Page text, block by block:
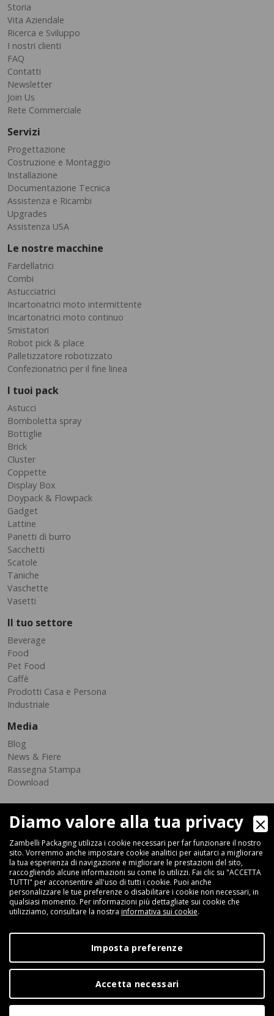
Storia
Vita Aziendale
Ricerca e Sviluppo
I nostri clienti
FAQ
Contatti
Newsletter
Join Us
Rete Commerciale
Servizi
Progettazione
Costruzione e Montaggio
Installazione
Documentazione Tecnica
Assistenza e Ricambi
Upgrades
Assistenza USA
Le nostre macchine
Fardellatrici
Combi
Astucciatrici
Incartonatrici moto intermittente
Incartonatrici moto continuo
Smistatori
Robot pick & place
Palletizzatore robotizzato
Confezionatrici per il fine linea
I tuoi pack
Astucci
Bomboletta spray
Bottiglie
Brick
Cluster
Coppette
Display Box
Doypack & Flowpack
Gadget
Lattine
Panetti di burro
Sacchetti
Scatole
Taniche
Vaschette
Vasetti
Il tuo settore
Beverage
Food
Pet Food
Caffè
Prodotti Casa e Persona
Industriale
Media
Blog
News & Fiere
Rassegna Stampa
Download
Via Ferrara 35-41, 40018 San Pietro In Casale (Bologna) - ITALIA
Fax +39 051 66 68 369
+39 051 66 61 782
P.IVA IT 04212281200 - REA BO-576815
|
Digital Marketing
Diamo valore alla tua privacy
Zambelli Packaging utilizza i cookie necessari per far funzionare il nostro
sito. Vorremmo anche impostare cookie analitici per aiutarci a migliorare
la tua esperienza di navigazione e migliorare le prestazioni del sito,
raccogliendo alcune informazioni su come lo utilizzi. Fai clic su "ACCETTA
TUTTI" per acconsentire all'uso di tutti i cookie. Puoi anche
personalizzare le tue preferenze o disabilitare i cookie non necessari, in
qualsiasi momento. Per informazioni più dettagliate sui cookie che
utilizziamo, consultare la nostra informativa sui cookie.
Imposta preferenze
Accetta necessari